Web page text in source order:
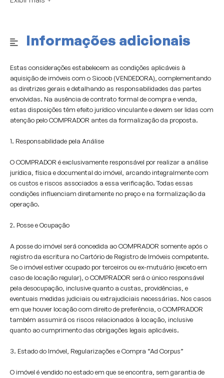
Informações adicionais
Estas considerações estabelecem as condições aplicáveis à
aquisição de imóveis com o Sicoob (VENDEDORA), complementando
as diretrizes gerais e detalhando as responsabilidades das partes
envolvidas. Na ausência de contrato formal de compra e venda,
estas disposições têm efeito jurídico vinculante e devem ser lidas com
atenção pelo COMPRADOR antes da formalização da proposta.
1. Responsabilidade pela Análise
O COMPRADOR é exclusivamente responsável por realizar a análise
jurídica, física e documental do imóvel, arcando integralmente com
os custos e riscos associados a essa verificação. Todas essas
condições influenciam diretamente no preço e na formalização da
operação.
2. Posse e Ocupação
A posse do imóvel será concedida ao COMPRADOR somente após o
registro da escritura no Cartório de Registro de Imóveis competente.
Se o imóvel estiver ocupado por terceiros ou ex-mutuário (exceto em
caso de locação regular), o COMPRADOR será o único responsável
pela desocupação, inclusive quanto a custas, providências, e
eventuais medidas judiciais ou extrajudiciais necessárias. Nos casos
em que houver locação com direito de preferência, o COMPRADOR
também assumirá os riscos relacionados à locação, inclusive
quanto ao cumprimento das obrigações legais aplicáveis.
3. Estado do Imóvel, Regularizações e Compra “Ad Corpus”
O imóvel é vendido no estado em que se encontra, sem garantia de